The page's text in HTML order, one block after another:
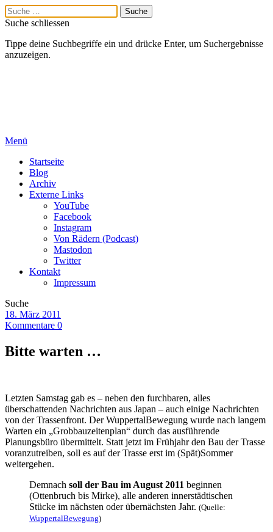
Suche schliessen
Tippe deine Suchbegriffe ein und drücke Enter, um Suchergebnisse
anzuzeigen.
Menü
Startseite
Blog
Archiv
Externe Links
YouTube
Facebook
Instagram
Von Rädern (Podcast)
Mastodon
Twitter
Kontakt
Impressum
Suche
18. März 2011
Kommentare 0
Bitte warten …
Letzten Samstag gab es – neben den furchbaren, alles
überschattenden Nachrichten aus Japan – auch einige Nachrichten
von der Trassenfront. Der WuppertalBewegung wurde nach langem
Warten ein „Grobbauzeitenplan“ durch das ausführende
Planungsbüro übermittelt. Statt jetzt im Frühjahr den Bau der Trasse
voranzutreiben, soll es auf der Trasse erst im (Spät)Sommer
weitergehen.
Demnach soll der Bau im August 2011 beginnen
(Ottenbruch bis Mirke), alle anderen innerstädtischen
Stücke im nächsten oder übernächsten Jahr. (Quelle:
WuppertalBewegung)